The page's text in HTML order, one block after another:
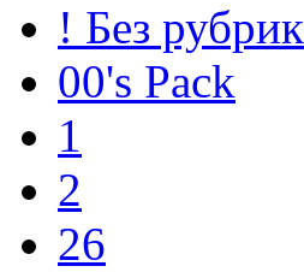
! Без
00's Pack
1
2
26